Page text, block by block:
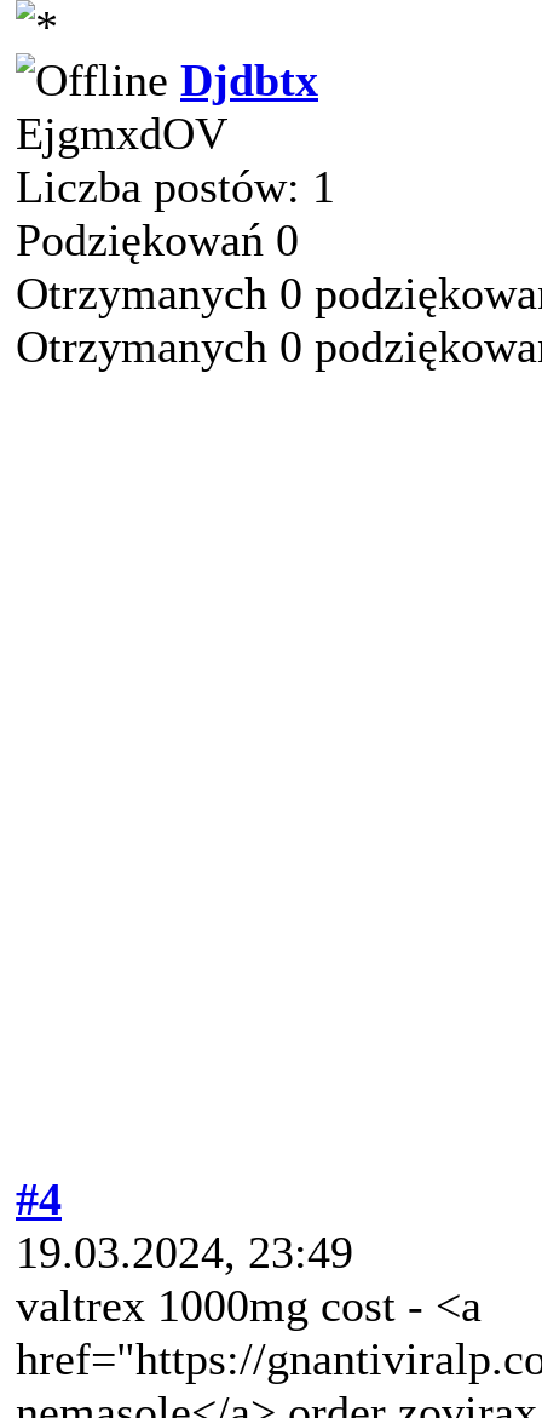
Djdbtx
EjgmxdOV
Liczba postów: 1
Podziękowań 0
Otrzymanych 0
Otrzymanych 0
#4
19.03.2024, 23:49
valtrex 1000mg cost - <a
href="https://